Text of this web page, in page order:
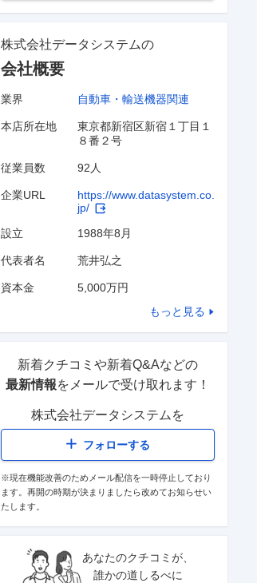
株式会社データシステムの
会社概要
業界 自動車・輸送機器関連
本店所在地
東京都新宿区新宿１丁目１
８番２号
従業員数 92人
企業URL
https://www.datasystem.co.
jp/
設立 1988年8月
代表者名 荒井弘之
資本金
5,000万円
もっと見る
新着クチコミや新着Q&Aなどの
最新情報をメールで受け取れます！
株式会社データシステム を
フォローする
※現在機能改善のためメール配信を一時停止しており
ます。再開の時期が決まりましたら改めてお知らせい
たします。
あなたのクチコミが、
誰かの道しるべに